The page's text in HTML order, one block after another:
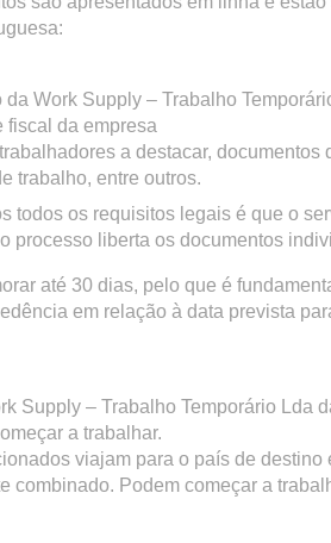
da Work Supply – Trabalho
fiscal da empresa
a destacar, documentos
trabalho, entre outros.
todos os requisitos legais é que o
processo liberta os documentos
até 30 dias, pelo que é
em relação à data prevista
Supply – Trabalho Temporário Lda
a trabalhar.
viajam para o país de destino
combinado. Podem começar a